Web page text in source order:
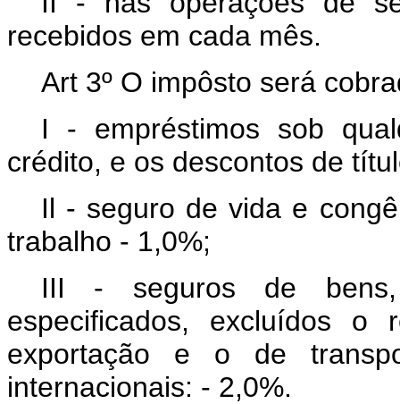
recebidos em cada mês.
Art 3º O impôsto será
I - empréstimos sob
crédito, e os descontos de
Il - seguro de vida e
trabalho - 1,0%;
III - seguros de
especificados, excluídos
exportação e o de
internacionais: - 2,0%.